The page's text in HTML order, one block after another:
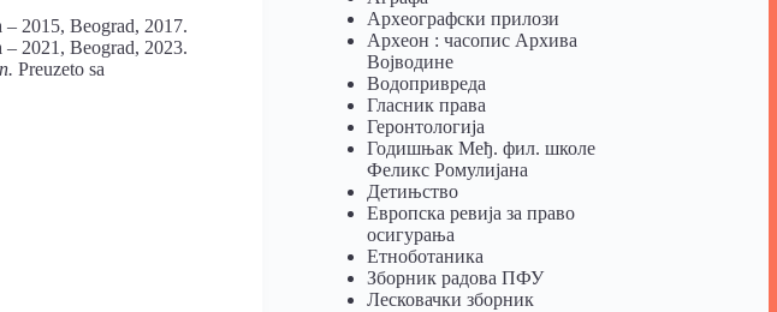
2015, Beograd, 2017.
2021, Beograd, 2023.
Preuzeto sa
Археографски прилози
Археон : часопис Архива
Војводине
Водопривреда
Гласник права
Геронтологија
Годишњак Међ. фил. школе
Феликс Ромулијана
Детињство
Европска ревија за право
осигурања
Eтноботаника
Зборник радова ПФУ
Лесковачки зборник